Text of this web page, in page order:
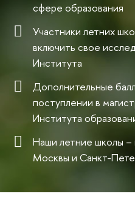
сфере образования
Участники летних
включить свое
Института
Дополнительные
поступлении в
Института
Наши летние школы
Москвы и Санкт-